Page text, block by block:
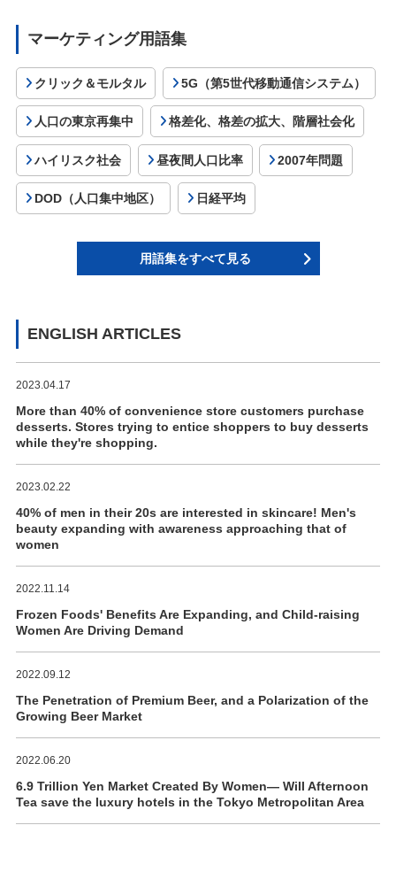
マーケティング用語集
クリック＆モルタル 5G（第5世代移動通信システム）
人口の東京再集中 格差化、格差の拡大、階層社会化
ハイリスク社会 昼夜間人口比率 2007年問題
DOD（人口集中地区） 日経平均
用語集をすべて見る
ENGLISH ARTICLES
2023.04.17
More than 40% of convenience store customers purchase
desserts. Stores trying to entice shoppers to buy desserts
while they're shopping.
2023.02.22
40% of men in their 20s are interested in skincare! Men's
beauty expanding with awareness approaching that of
women
2022.11.14
Frozen Foods' Benefits Are Expanding, and Child-raising
Women Are Driving Demand
2022.09.12
The Penetration of Premium Beer, and a Polarization of the
Growing Beer Market
2022.06.20
6.9 Trillion Yen Market Created By Women― Will Afternoon
Tea save the luxury hotels in the Tokyo Metropolitan Area